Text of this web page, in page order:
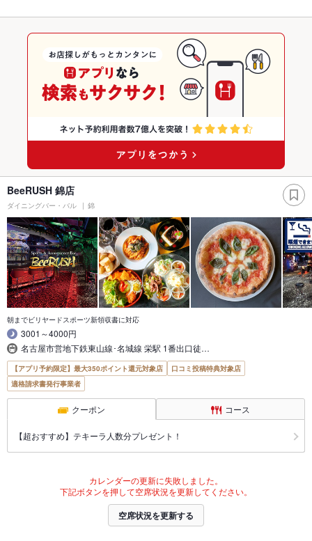
BeeRUSH 錦店
ダイニングバー・バル 錦
朝までビリヤードスポーツ新領収書に対応
3001～4000円
名古屋市営地下鉄東山線･名城線 栄駅 1番出口徒…
【アプリ予約限定】最大350ポイント還元対象店
口コミ投稿特典対象店
適格請求書発行事業者
クーポン コース
【超おすすめ】テキーラ人数分プレゼント！
カレンダーの更新に失敗しました。
下記ボタンを押して空席状況を更新してください。
空席状況を更新する